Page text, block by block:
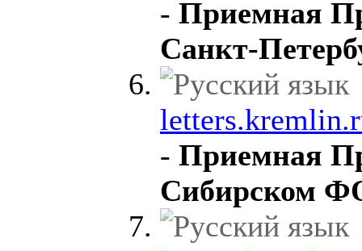
- Приемная
Санкт-
- Приемная
Сибирском